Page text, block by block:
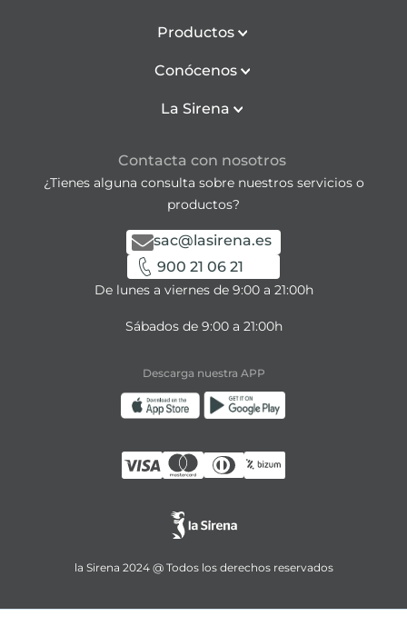
Productos
Conócenos
La Sirena
Contacta con nosotros
¿Tienes alguna consulta sobre nuestros servicios o
productos?
sac@lasirena.es
900 21 06 21
De lunes a viernes de 9:00 a 21:00h
Sábados de 9:00 a 21:00h
Descarga nuestra APP
la Sirena 2024 @ Todos los derechos reservados